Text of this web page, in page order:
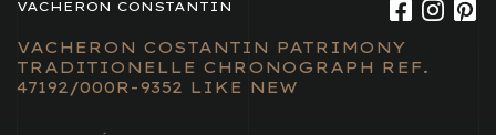
VACHERON CONSTANTIN
VACHERON COSTANTIN PATRIMONY
TRADITIONELLE CHRONOGRAPH REF.
47192/000R-9352 LIKE NEW